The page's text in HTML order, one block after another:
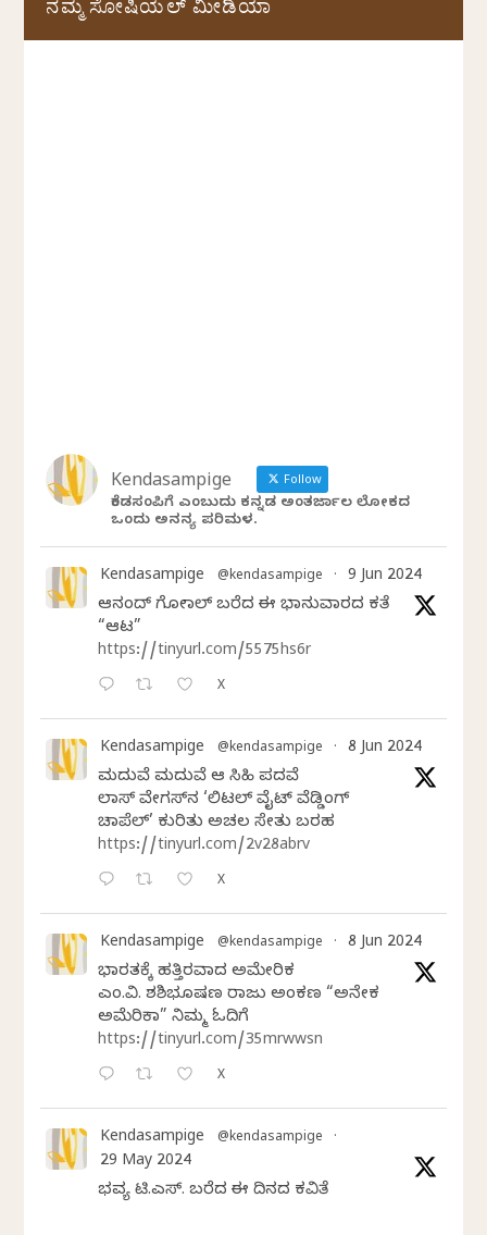
ನಮ್ಮ ಸೋಷಿಯಲ್‌ ಮೀಡಿಯಾ
Kendasampige Follow
ಕೆಂಡಸಂಪಿಗೆ ಎಂಬುದು ಕನ್ನಡ ಅಂತರ್ಜಾಲ ಲೋಕದ
ಒಂದು ಅನನ್ಯ ಪರಿಮಳ.
Kendasampige @kendasampige · 9 Jun 2024
ಆನಂದ್‌ ಗೋಪಾಲ್‌ ಬರೆದ ಈ ಭಾನುವಾರದ ಕತೆ
“ಆಟ”
https://tinyurl.com/5575hs6r
X
Kendasampige @kendasampige · 8 Jun 2024
ಮದುವೆ ಮದುವೆ ಆ ಸಿಹಿ ಪದವೆ
ಲಾಸ್‌ ವೇಗಸ್‌ನ ‘ಲಿಟಲ್ ವೈಟ್ ವೆಡ್ಡಿಂಗ್
ಚಾಪೆಲ್’ ಕುರಿತು ಅಚಲ ಸೇತು ಬರಹ
https://tinyurl.com/2v28abrv
X
Kendasampige @kendasampige · 8 Jun 2024
ಭಾರತಕ್ಕೆ ಹತ್ತಿರವಾದ ಅಮೇರಿಕ
ಎಂ.ವಿ. ಶಶಿಭೂಷಣ ರಾಜು ಅಂಕಣ “ಅನೇಕ
ಅಮೆರಿಕಾ” ನಿಮ್ಮ ಓದಿಗೆ
https://tinyurl.com/35mrwwsn
X
Kendasampige @kendasampige ·
29 May 2024
ಭವ್ಯ ಟಿ.ಎಸ್. ಬರೆದ ಈ ದಿನದ ಕವಿತೆ